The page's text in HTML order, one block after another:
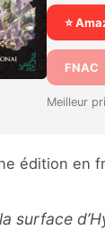
⭐
FNAC
Meilleur
édition en
surface